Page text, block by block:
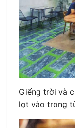
Giếng trời và
lọt vào trong